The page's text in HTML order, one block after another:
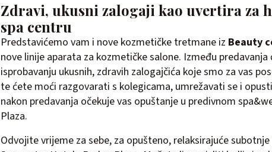
Zdravi, ukusni zalogaji kao uvertira za
spa centru
Predstavićemo vam i nove kozmetičke tretmane iz Beauty
nove linije aparata za kozmetičke salone. Između
isprobavanju ukusnih, zdravih zalogajčića koje smo za vas
te ćete moći razgovarati s kolegicama, umrežavati se i
nakon predavanja očekuje vas opuštanje u predivnom
Plaza.
Odvojite vrijeme za sebe, za opušteno, relaksirajuće